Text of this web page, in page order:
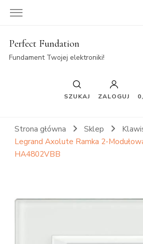
Perfect Fundation
Fundament Twojej elektroniki!
SZUKAJ ZALOGUJ
Strona główna Sklep
Legrand Axolute Ramka 2-
HA4802VBB